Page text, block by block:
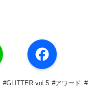
a
c
o
#GLITTER vol.5 #アワード #